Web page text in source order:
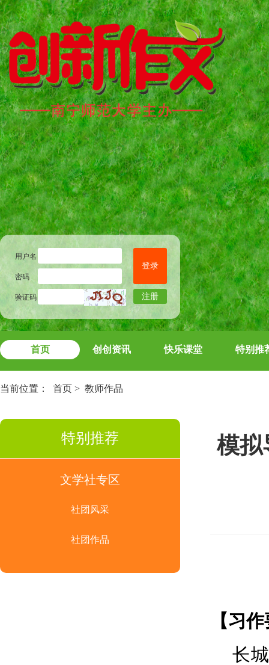
用户名
密码
验证码
登录
注册
首页 创创资讯 快乐课堂 特别推
当前位置： 首页 > 教师作品
特别推荐
文学社专区
社团风采
社团作品
模
【习
长